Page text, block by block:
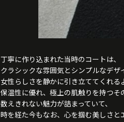
丁寧に作り込まれた当時のコートは、
クラシックな雰囲気とシンプルなデザ
女性らしさを静かに引き立ててくれる
保温性に優れ、極上の肌触りを持つそ
数えきれない魅力が詰まっていて、
時を経た今もなお、心を掴む美しさと